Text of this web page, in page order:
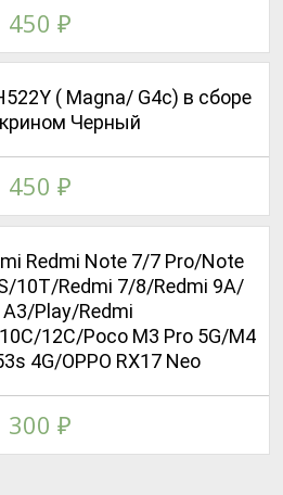
Redmi Note 7/7 Pro/Note
10T/Redmi 7/8/Redmi 9A/
Play/Redmi
12C/Poco M3 Pro 5G/M4
4G/OPPO RX17 Neo
300 ₽
( Magna/ G4c) в сборе
Черный
450 ₽
450 ₽